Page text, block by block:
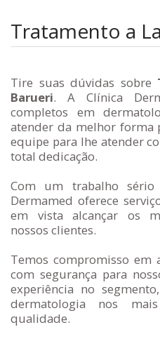
Tratamento a
Tire suas dúvidas sobre
Barueri. A Clínica
completos em
atender da melhor forma
equipe para lhe atender
total dedicação.
Com um trabalho sério
Dermamed oferece
em vista alcançar os
nossos clientes.
Temos compromisso em
com segurança para
experiência no
dermatologia nos
qualidade.